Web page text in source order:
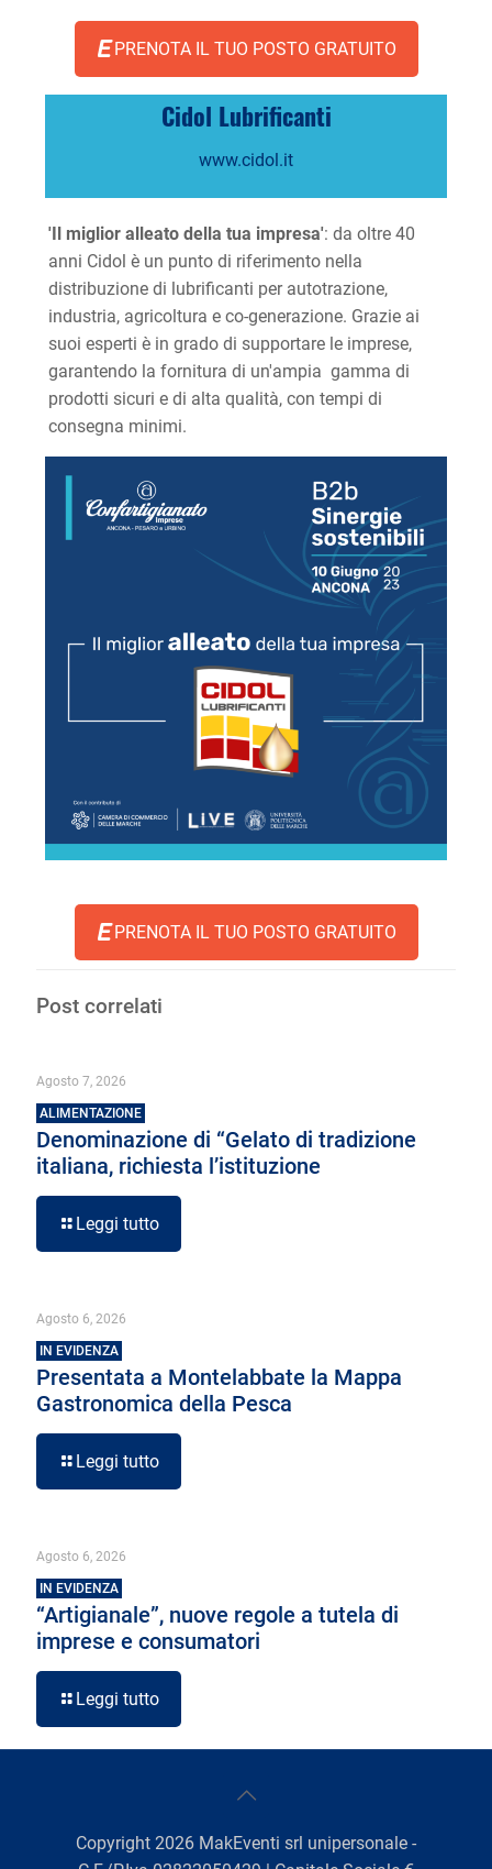
PRENOTA IL TUO POSTO GRATUITO
Cidol Lubrificanti
www.cidol.it
'Il miglior alleato della tua impresa': da oltre 40
anni Cidol è un punto di riferimento nella
distribuzione di lubrificanti per autotrazione,
industria, agricoltura e co-generazione. Grazie ai
suoi esperti è in grado di supportare le imprese,
garantendo la fornitura di un'ampia gamma di
prodotti sicuri e di alta qualità, con tempi di
consegna minimi.
PRENOTA IL TUO POSTO GRATUITO
Post correlati
Agosto 7, 2026
ALIMENTAZIONE
Denominazione di “Gelato di tradizione
italiana, richiesta l’istituzione
Leggi tutto
Agosto 6, 2026
IN EVIDENZA
Presentata a Montelabbate la Mappa
Gastronomica della Pesca
Leggi tutto
Agosto 6, 2026
IN EVIDENZA
“Artigianale”, nuove regole a tutela di
imprese e consumatori
Leggi tutto
Copyright 2026 MakEventi srl unipersonale -